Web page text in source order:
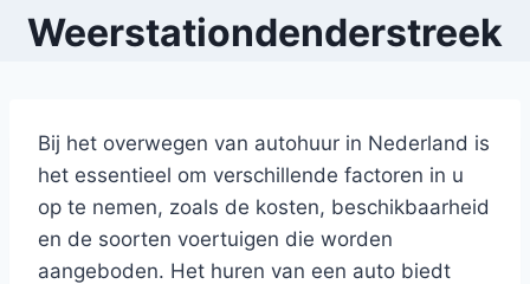
Weerstationdenderstreek
Bij het overwegen van autohuur in Nederland is
het essentieel om verschillende factoren in u
op te nemen, zoals de kosten, beschikbaarheid
en de soorten voertuigen die worden
aangeboden. Het huren van een auto biedt